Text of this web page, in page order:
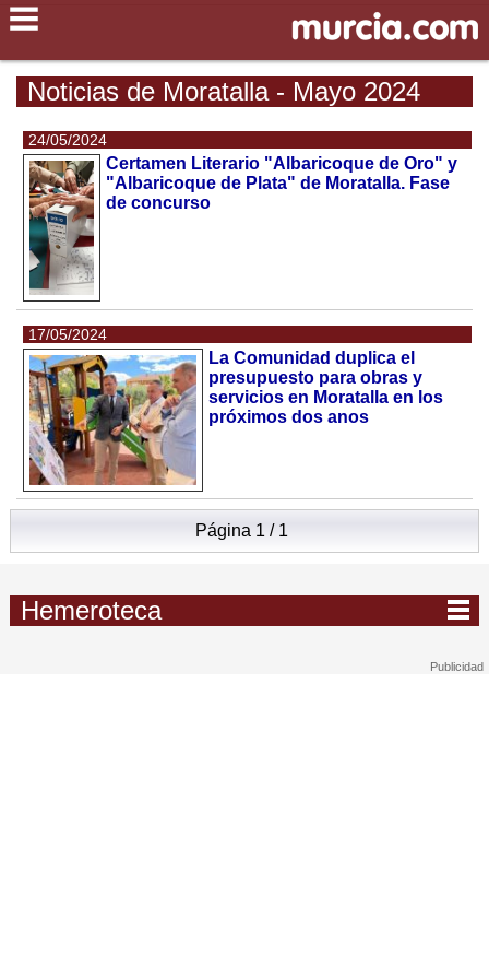
Noticias de Moratalla - Mayo 2024
24/05/2024
Certamen Literario "Albaricoque de Oro" y
"Albaricoque de Plata" de Moratalla. Fase
de concurso
17/05/2024
La Comunidad duplica el
presupuesto para obras y
servicios en Moratalla en los
próximos dos anos
Página 1 / 1
Hemeroteca